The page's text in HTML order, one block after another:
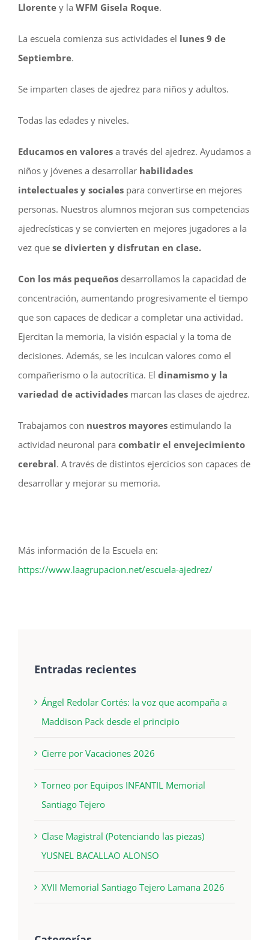
Llorente y la WFM Gisela Roque.
La escuela comienza sus actividades el lunes 9 de
Septiembre.
Se imparten clases de ajedrez para niños y adultos.
Todas las edades y niveles.
Educamos en valores a través del ajedrez. Ayudamos a
niños y jóvenes a desarrollar habilidades
intelectuales y sociales para convertirse en mejores
personas. Nuestros alumnos mejoran sus competencias
ajedrecísticas y se convierten en mejores jugadores a la
vez que se divierten y disfrutan en clase.
Con los más pequeños desarrollamos la capacidad de
concentración, aumentando progresivamente el tiempo
que son capaces de dedicar a completar una actividad.
Ejercitan la memoria, la visión espacial y la toma de
decisiones. Además, se les inculcan valores como el
compañerismo o la autocrítica. El dinamismo y la
variedad de actividades marcan las clases de ajedrez.
Trabajamos con nuestros mayores estimulando la
actividad neuronal para combatir el envejecimiento
cerebral. A través de distintos ejercicios son capaces de
desarrollar y mejorar su memoria.
Más información de la Escuela en:
https://www.laagrupacion.net/escuela-ajedrez/
Entradas recientes
Ángel Redolar Cortés: la voz que acompaña a
Maddison Pack desde el principio
Cierre por Vacaciones 2026
Torneo por Equipos INFANTIL Memorial
Santiago Tejero
Clase Magistral (Potenciando las piezas)
YUSNEL BACALLAO ALONSO
XVII Memorial Santiago Tejero Lamana 2026